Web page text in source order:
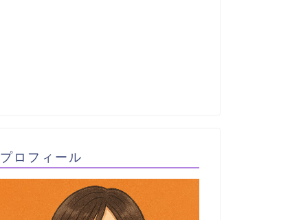
プロフィール